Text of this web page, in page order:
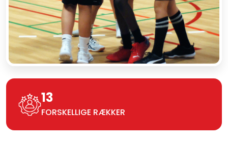
13
FORSKELLIGE RÆKKER